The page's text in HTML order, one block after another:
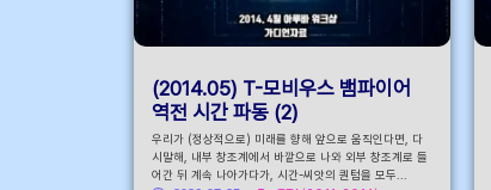
(2014.05) T-모비우스 뱀파이어
역전 시간 파동 (2)
우리가 (정상적으로) 미래를 향해 앞으로 움직인다면, 다
시말해, 내부 창조계에서 바깥으로 나와 외부 창조계로 들
어간 뒤 계속 나아가다가, 시간-씨앗의 퀀텀을 모두...